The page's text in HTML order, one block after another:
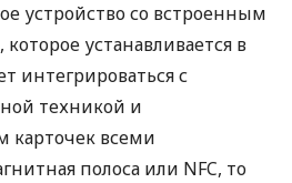
устройство со встроенным
устанавливается в
интегрироваться с
техникой и
карточек всеми
полоса или NFC, то